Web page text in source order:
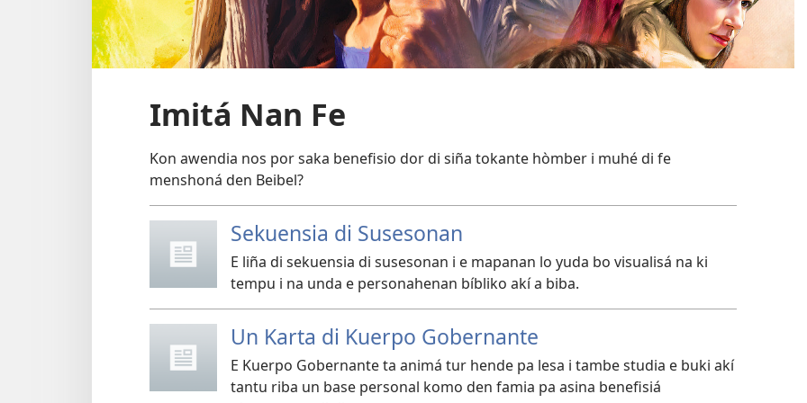
Imitá Nan Fe
Kon awendia nos por saka benefisio dor di siña tokante hòmber i muhé di fe
menshoná den Beibel?
Sekuensia di Susesonan
E liña di sekuensia di susesonan i e mapanan lo yuda bo visualisá na ki
tempu i na unda e personahenan bíbliko akí a biba.
Un Karta di Kuerpo Gobernante
E Kuerpo Gobernante ta animá tur hende pa lesa i tambe studia e buki akí
tantu riba un base personal komo den famia pa asina benefisiá